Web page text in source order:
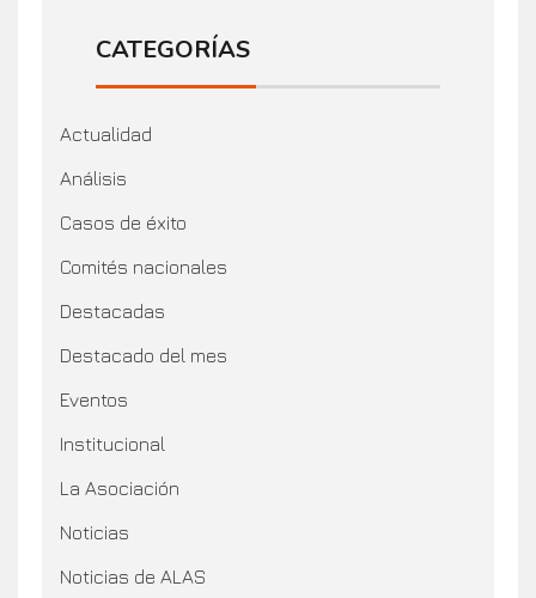
CATEGORÍAS
Actualidad
Análisis
Casos de éxito
Comités nacionales
Destacadas
Destacado del mes
Eventos
Institucional
La Asociación
Noticias
Noticias de ALAS